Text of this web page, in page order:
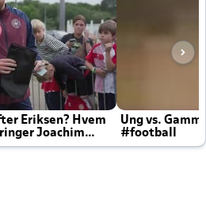
Eriksen? Hvem
Joachim
Ung vs.
#football